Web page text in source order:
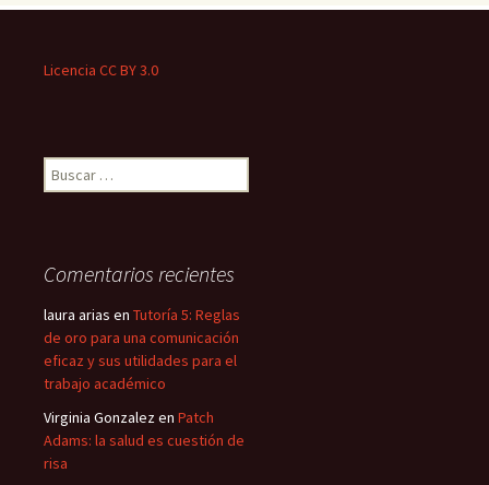
Licencia CC BY 3.0
Buscar:
Comentarios recientes
laura arias en Tutoría 5: Reglas
de oro para una comunicación
eficaz y sus utilidades para el
trabajo académico
Virginia Gonzalezen Patch
Adams: la salud es cuestión de
risa